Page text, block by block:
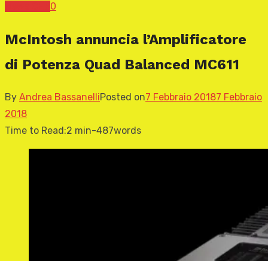
0
McIntosh annuncia l’Amplificatore
di Potenza Quad Balanced MC611
By Andrea BassanelliPosted on7 Febbraio 20187 Febbraio
2018
Time to Read:2 min-487words